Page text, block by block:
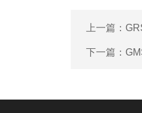
上一篇：
下一篇：